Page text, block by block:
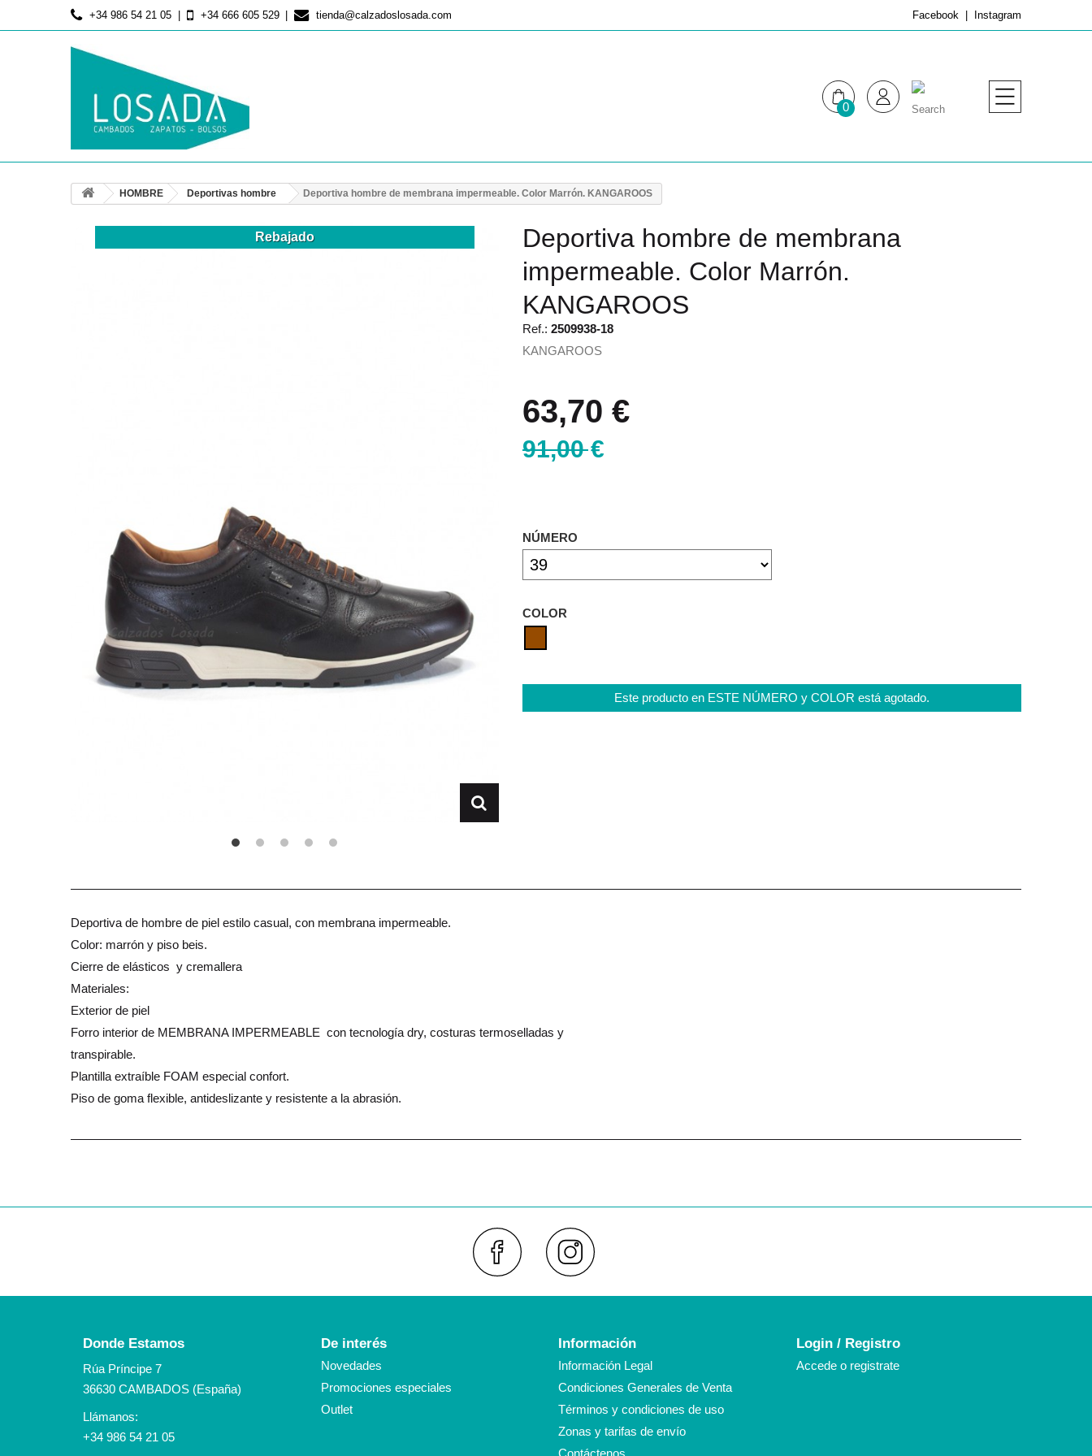
+34 986 54 21 05 +34 666 605 529 tienda@calzadoslosada.com Facebook Instagram
0
HOMBRE Deportivas hombre Deportiva hombre de membrana impermeable. Color Marrón. KANGAROOS
Deportiva hombre de membrana
impermeable. Color Marrón.
KANGAROOS
Ref.: 2509938-18
KANGAROOS
Rebajado
63,70 €
91,00 €
NÚMERO
COLOR
Este producto en ESTE NÚMERO y COLOR está agotado.
Deportiva de hombre de piel estilo casual, con membrana impermeable.
Color: marrón y piso beis.
Cierre de elásticos y cremallera
Materiales:
Exterior de piel
Forro interior de MEMBRANA IMPERMEABLE con tecnología dry, costuras termoselladas y
transpirable.
Plantilla extraíble FOAM especial confort.
Piso de goma flexible, antideslizante y resistente a la abrasión.
Facebook
Donde Estamos
Rúa Príncipe 7
36630 CAMBADOS (España)
Llámanos:
+34 986 54 21 05
De interés
Novedades
Promociones especiales
Outlet
Información
Información Legal
Condiciones Generales de Venta
Términos y condiciones de uso
Zonas y tarifas de envío
Contáctenos
Login / Registro
Accede o registrate